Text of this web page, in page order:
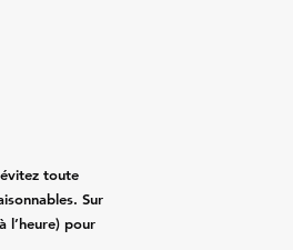
toute
Sur
l’heure) pour